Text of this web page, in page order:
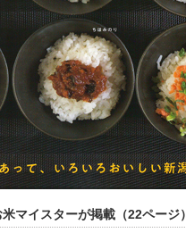
マイスターが掲載（22ページ）